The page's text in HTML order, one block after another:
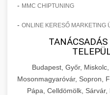
- MMC CHIPTUNING
- ONLINE KERESŐ MARKETING
Budapest, Győr,
Mosonmagyaróvár, Sopron,
Pápa, Celldömölk, Sárvár,